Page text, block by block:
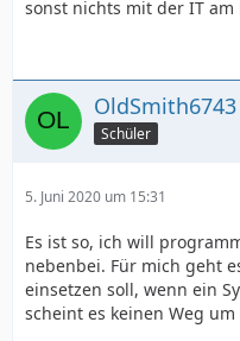
sonst nichts mit der IT am
OldSmith6743
Schüler
5. Juni 2020 um 15:31
Es ist so, ich will
nebenbei. Für mich geht
einsetzen soll, wenn ein
scheint es keinen Weg